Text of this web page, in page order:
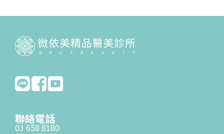
聯絡電話
03 658 8180